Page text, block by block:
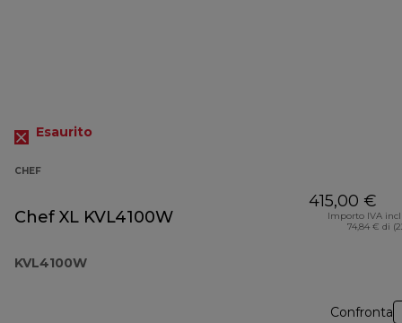
Esaurito
CHEF
Chef XL KVL4100W
KVL4100W
415,00 €
Importo IVA
74,84 € di
Confronta